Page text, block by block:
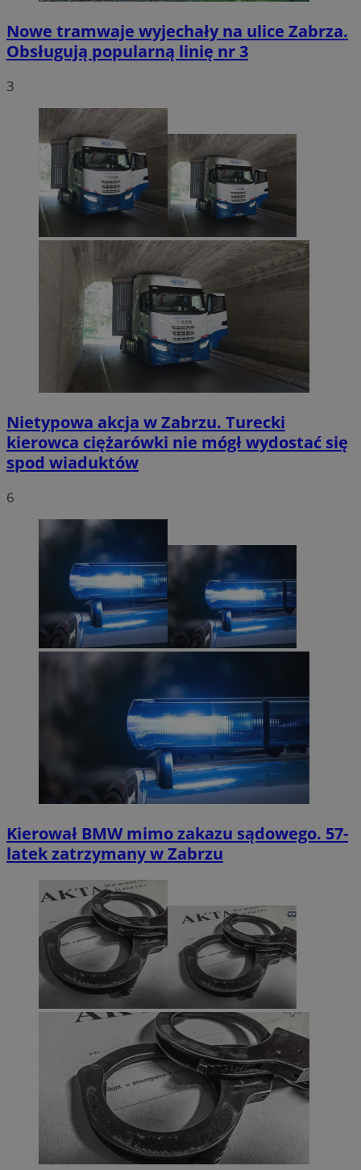
Nowe tramwaje wyjechały na ulice Zabrza.
Obsługują popularną linię nr 3
3
Nietypowa akcja w Zabrzu. Turecki
kierowca ciężarówki nie mógł wydostać się
spod wiaduktów
6
Kierował BMW mimo zakazu sądowego. 57-
latek zatrzymany w Zabrzu